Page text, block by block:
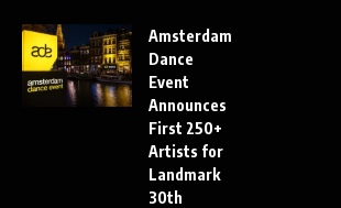
Amsterdam
Dance
Event
Announces
First 250+
Artists for
Landmark
30th